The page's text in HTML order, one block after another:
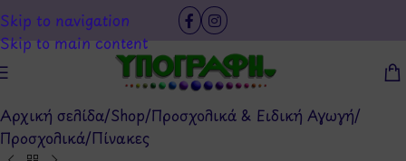
Skip to navigation
Skip to main content
Αρχική σελίδα/Shop/Προσχολικά & Ειδική Αγωγή/
Προσχολικά/Πίνακες